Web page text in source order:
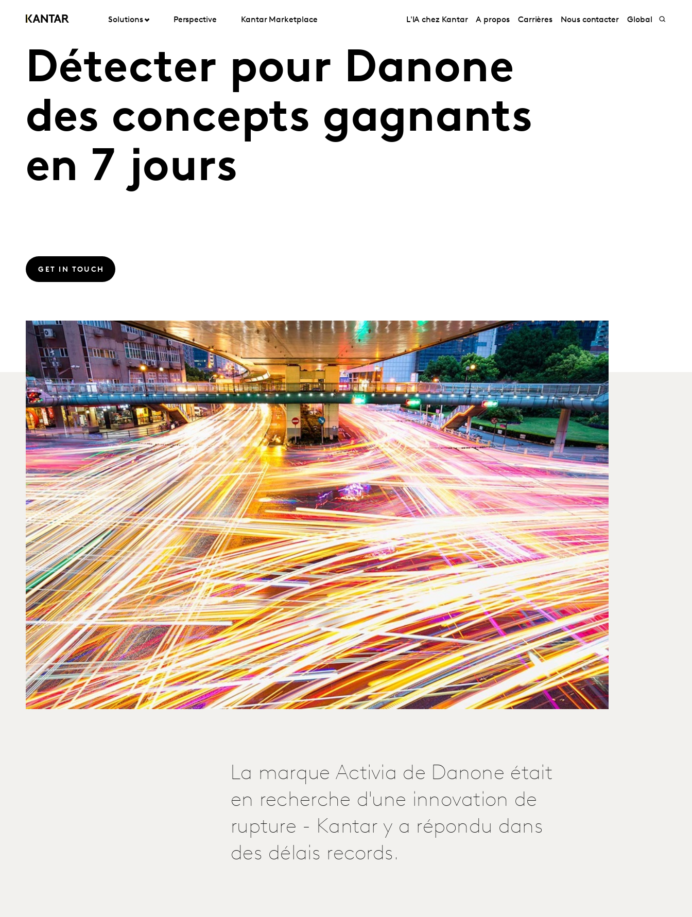
Solutions Perspective Kantar Marketplace L'IA chez Kantar A propos Carrières Nous contacter Global
Détecter pour Danone
des concepts gagnants
en 7 jours
GET IN TOUCH
La marque Activia de Danone était
en recherche d'une innovation de
rupture - Kantar y a répondu dans
des délais records.